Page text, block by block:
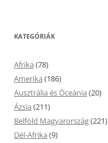
KATEGÓRIÁK
Afrika (78)
Amerika (186)
Ausztrália és Óceánia (20)
Ázsia (211)
Belföld Magyarország(221)
Dél-Afrika (9)